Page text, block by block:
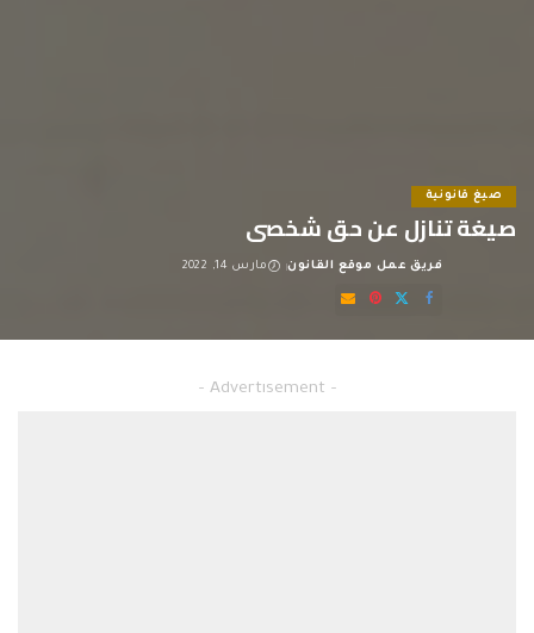
صيغ قانونية
صيغة تنازل عن حق شخصى
Posted
by
فريق عمل موقع القانون مارس 14, 2022
– Advertisement –